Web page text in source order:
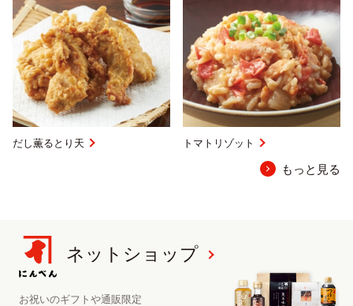
だし薫るとり天 トマトリゾット
もっと見る
ネットショップ
お祝いのギフトや通販限定